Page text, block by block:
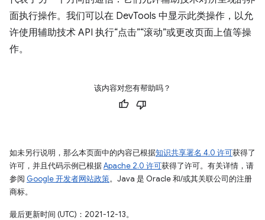
面执行操作。我们可以在 DevTools 中显示此类操作，以允
许使用辅助技术 API 执行“点击”“滚动”或更改页面上值等操
作。
该内容对您有帮助吗？
如未另行说明，那么本页面中的内容已根据知识共享署名 4.0 许可获得了
许可，并且代码示例已根据Apache 2.0 许可获得了许可。有关详情，请
参阅 Google 开发者网站政策。Java 是 Oracle 和/或其关联公司的注册
商标。
最后更新时间 (UTC)：2021-12-13。